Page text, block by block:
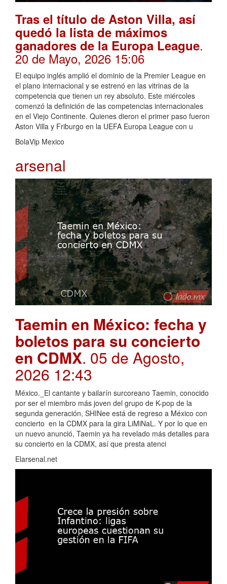
Tras el título de Aston Villa, así
quedó la lista de máximos
ganadores de la Europa League.
20 de Mayo, 2026 15:06
El equipo inglés amplió el dominio de la Premier League en
el plano internacional y se estrenó en las vitrinas de la
competencia que tienen un rey absoluto. Este miércoles
comenzó la definición de las competencias internacionales
en el Viejo Continente. Quienes dieron el primer paso fueron
Aston Villa y Friburgo en la UEFA Europa League con u
BolaVip Mexico
arsenal
Taemin en México: fecha y
boletos para su concierto
en CDMX. 05 de Agosto,
2026 12:43
México._El cantante y bailarín surcoreano Taemin, conocido
por ser el miembro más joven del grupo de K-pop de la
segunda generación, SHINee está de regreso a México con
concierto en la CDMX para la gira LiMiNaL. Y por lo que en
un nuevo anunció, Taemin ya ha revelado más detalles para
su concierto en la CDMX, así que presta atenci
Elarsenal.net